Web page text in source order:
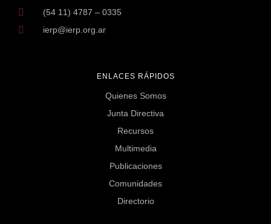
ENLACES RÁPIDOS
Quienes Somos
Junta Directiva
Recursos
Multimedia
Publicaciones
Comunidades
Directorio
(54 11) 4787 – 0335
ierp@ierp.org.ar